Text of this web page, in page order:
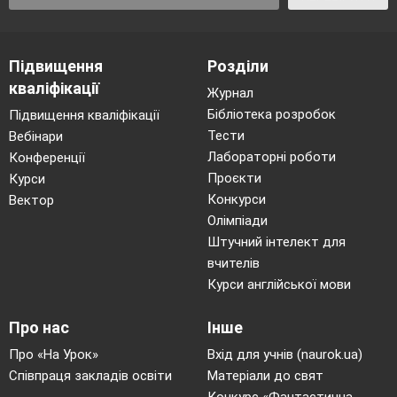
(слайд11)
Вправа «
Продовжи речення»
1. Леся Українка називає свою поему
«Давньою казкою» тому що…
2. Темою твору є…
3. Головні герої поеми…
4. Конфлікт між персонажами розвивається
тому що…
5. Поет не погоджується стати «придворним
7. Фізкультхвилинка
Підвищення
кваліфікації
Підвищення кваліфікації
Вебінари
Конференції
Курси
Вектор
Розділи
Журнал
Бібліотека розробок
Тести
Лабораторні роботи
Проєкти
Конкурси
Олімпіади
Штучний інтелект для
вчителів
Курси англійської мови
Про нас
Про «На Урок»
Співпраця закладів освіти
Інше
Вхід для учнів (naurok.ua)
Матеріали до свят